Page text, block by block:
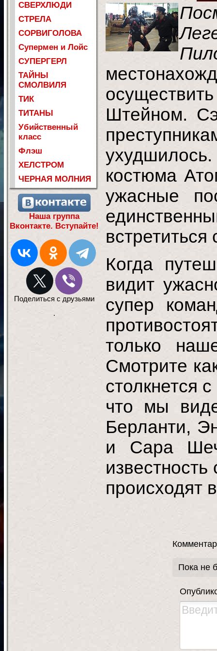
СВЕРХЛЮДИ
СТРЕЛА
СОРВИГОЛОВА
Супермен и Лойс
СУПЕРГЕРЛ
ТАЙНЫ
СМОЛВИЛЯ
ТИК
ТИТАНЫ
Убийственный
класс
Флэш
ХЕЛСТРОМ
ЧЕРНАЯ МОЛНИЯ
Наша группа
Вконтакте. Вступайте!
Поделиться с друзьями
.
Штейном.
костюма
ужасные
Когда
видит
супер
только
Смотрите
столкнется
что мы
Берланти,
и Сара
происходят
Пока не